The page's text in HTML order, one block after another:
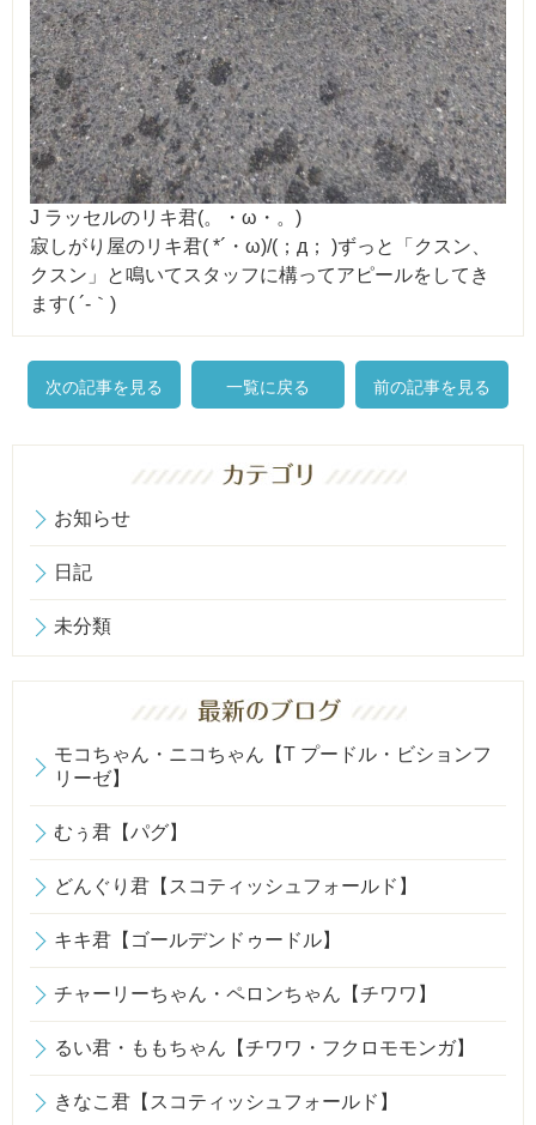
J ラッセルのリキ君(。・ω・。)
寂しがり屋のリキ君( *´・ω)/(；д； )ずっと「クスン、
クスン」と鳴いてスタッフに構ってアピールをしてき
ます( ´-｀)
次の記事を見る 一覧に戻る 前の記事を見る
お知らせ
日記
未分類
モコちゃん・ニコちゃん【T プードル・ビションフ
リーゼ】
むぅ君【パグ】
どんぐり君【スコティッシュフォールド】
キキ君【ゴールデンドゥードル】
チャーリーちゃん・ペロンちゃん【チワワ】
るい君・ももちゃん【チワワ・フクロモモンガ】
きなこ君【スコティッシュフォールド】